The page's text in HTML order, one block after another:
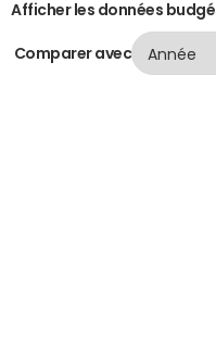
Afficher les données
Comparer avec